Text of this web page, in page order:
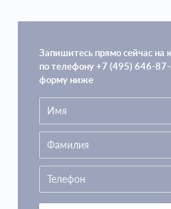
Запишитесь прямо сейчас на
по телефону +7 (495) 646-
форму ниже